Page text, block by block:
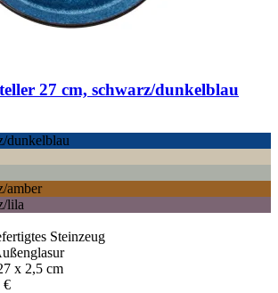
27 cm, schwarz/dunkelblau
dunkelblau
amber
lila
Steinzeug
x 2,5 cm
€